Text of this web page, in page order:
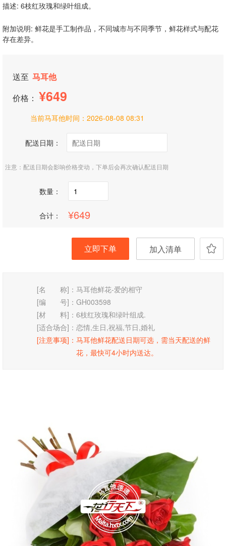
描述: 6枝红玫瑰和绿叶组成。
附加说明: 鲜花是手工制作品，不同城市与不同季节，鲜花样式与配花
存在差异。
送至 马耳他
价格：
649
当前马耳他时间： 2026-08-08 08:31
配送日期：
注意：配送日期会影响价格变动，下单后会再次确认配送日期
数量：
合计： 649
立即下单 加入清单
[名 称]： 马耳他鲜花-爱的相守
[编 号]：GH003598
[材 料]：6枝红玫瑰和绿叶组成.
[适合场合]：恋情,生日,祝福,节日,婚礼
[注意事项]：马耳他鲜花配送日期可选，需当天配送的鲜
花，最快可4小时内送达。